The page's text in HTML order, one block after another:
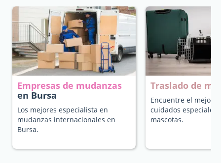
Empresas de mudanzas
en Bursa
Los mejores especialista en
mudanzas internacionales en
Bursa.
Traslado de
Encuentre el mejor
cuidados especiales
mascotas.